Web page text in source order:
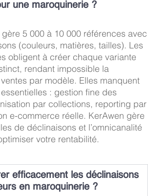
une maroquinerie ?
5 000 à 10 000 références avec
(couleurs, matières, tailles). Les
obligent à créer chaque variante
rendant impossible la
par modèle. Elles manquent
: gestion fine des
par collections, reporting par
e-commerce réelle. KerAwen gère
de déclinaisons et l’omnicanalité
votre rentabilité.
efficacement les déclinaisons
en maroquinerie ?